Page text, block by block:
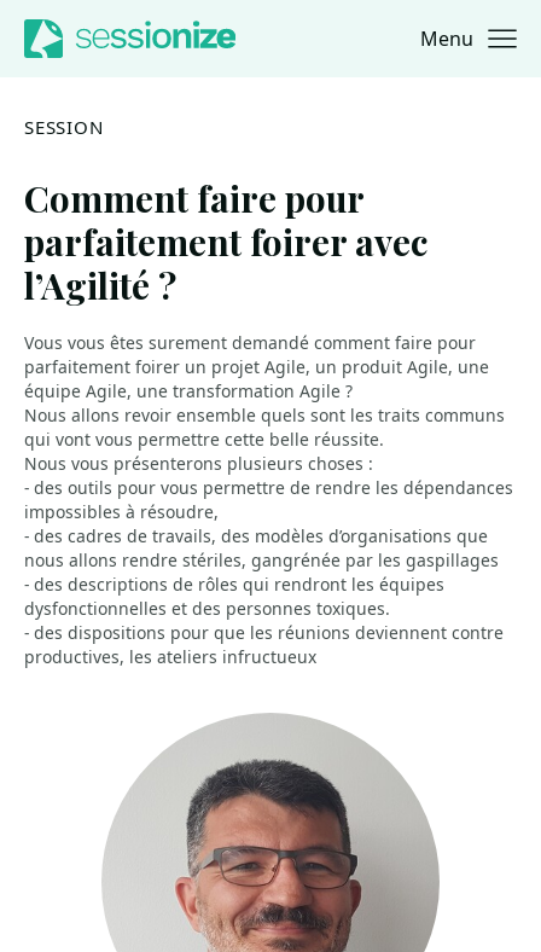
Jump to navigation
Jump to content Menu
SESSION
Comment faire pour
parfaitement foirer avec
l’Agilité ?
Vous vous êtes surement demandé comment faire pour
parfaitement foirer un projet Agile, un produit Agile, une
équipe Agile, une transformation Agile ?
Nous allons revoir ensemble quels sont les traits communs
qui vont vous permettre cette belle réussite.
Nous vous présenterons plusieurs choses :
- des outils pour vous permettre de rendre les dépendances
impossibles à résoudre,
- des cadres de travails, des modèles d’organisations que
nous allons rendre stériles, gangrénée par les gaspillages
- des descriptions de rôles qui rendront les équipes
dysfonctionnelles et des personnes toxiques.
- des dispositions pour que les réunions deviennent contre
productives, les ateliers infructueux